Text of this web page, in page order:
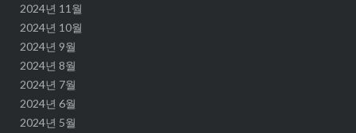
2024년 11월
2024년 10월
2024년 9월
2024년 8월
2024년 7월
2024년 6월
2024년 5월